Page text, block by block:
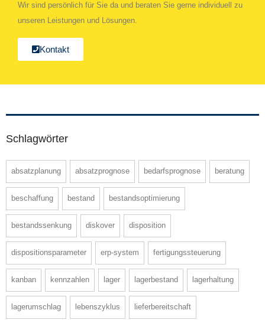
Wir sind persönlich für Sie da und beraten Sie gerne individuell zu
unseren Leistungen und Lösungen.
Kontakt
Schlagwörter
absatzplanung absatzprognose bedarfsprognose beratung
beschaffung bestand bestandsoptimierung
bestandssenkung diskover disposition
dispositionsparameter erp-system fertigungssteuerung
kanban kennzahlen lager lagerbestand lagerhaltung
lagerumschlag lebenszyklus lieferbereitschaft